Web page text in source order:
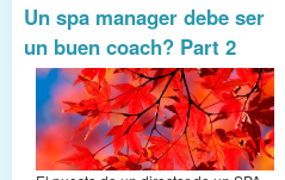
Un spa manager debe ser
un buen coach? Part 2